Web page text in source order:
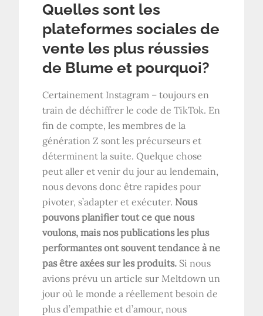
Quelles sont les
plateformes sociales de
vente les plus réussies
de Blume et pourquoi?
Certainement Instagram – toujours en
train de déchiffrer le code de TikTok. En
fin de compte, les membres de la
génération Z sont les précurseurs et
déterminent la suite. Quelque chose
peut aller et venir du jour au lendemain,
nous devons donc être rapides pour
pivoter, s’adapter et exécuter. Nous
pouvons planifier tout ce que nous
voulons, mais nos publications les plus
performantes ont souvent tendance à ne
pas être axées sur les produits. Si nous
avions prévu un article sur Meltdown un
jour où le monde a réellement besoin de
plus d’empathie et d’amour, nous